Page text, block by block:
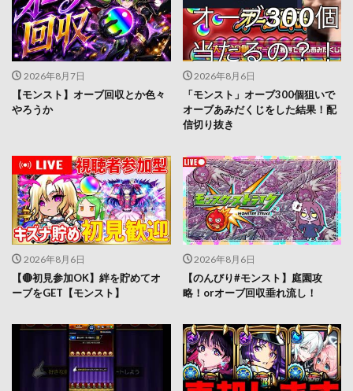
2026年8月7日
【モンスト】オーブ回収とか色々
やろうか
2026年8月6日
「モンスト」オーブ300個狙いで
オーブあみだくじをした結果！配
信切り抜き
2026年8月6日
【🔴初見参加OK】絆を貯めてオ
ーブをGET【モンスト】
2026年8月6日
【のんびり#モンスト】庭園攻
略！orオーブ回収垂れ流し！